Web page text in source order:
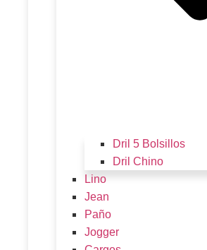
Dril 5 Bolsillos
Dril Chino
Lino
Jean
Paño
Jogger